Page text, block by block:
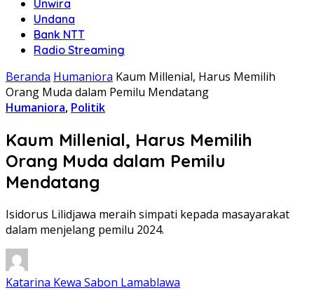
Unwira
Undana
Bank NTT
Radio Streaming
Beranda Humaniora Kaum Millenial, Harus Memilih
Orang Muda dalam Pemilu Mendatang
Humaniora, Politik
Kaum Millenial, Harus Memilih
Orang Muda dalam Pemilu
Mendatang
Isidorus Lilidjawa meraih simpati kepada masayarakat
dalam menjelang pemilu 2024.
Katarina Kewa Sabon Lamablawa